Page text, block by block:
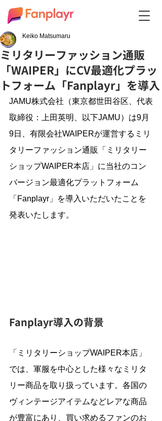
ミリタリーファッション通販
「WAIPER」にCV最適化プラッ
トフォーム「Fanplayr」を導入
Keiko Matsumaru
JAMU株式会社（東京都世田谷区、代表
取締役：上田英明、以下JAMU）は9月
9日、有限会社WAIPERが運営するミリ
タリーファッション通販「ミリタリー
ショップWAIPER本店」に当社のコン
バージョン最適化プラットフォーム
「Fanplayr」を導入いただいたことを
発表いたします。
Fanplayr導入の背景
「ミリタリーショップWAIPER本店」
では、軍服を中心とした様々なミリタ
リー商品を取り扱っています。各国の
ヴィンテージアイテムなどレアな商品
が豊富にあり、買い求めるファンのお